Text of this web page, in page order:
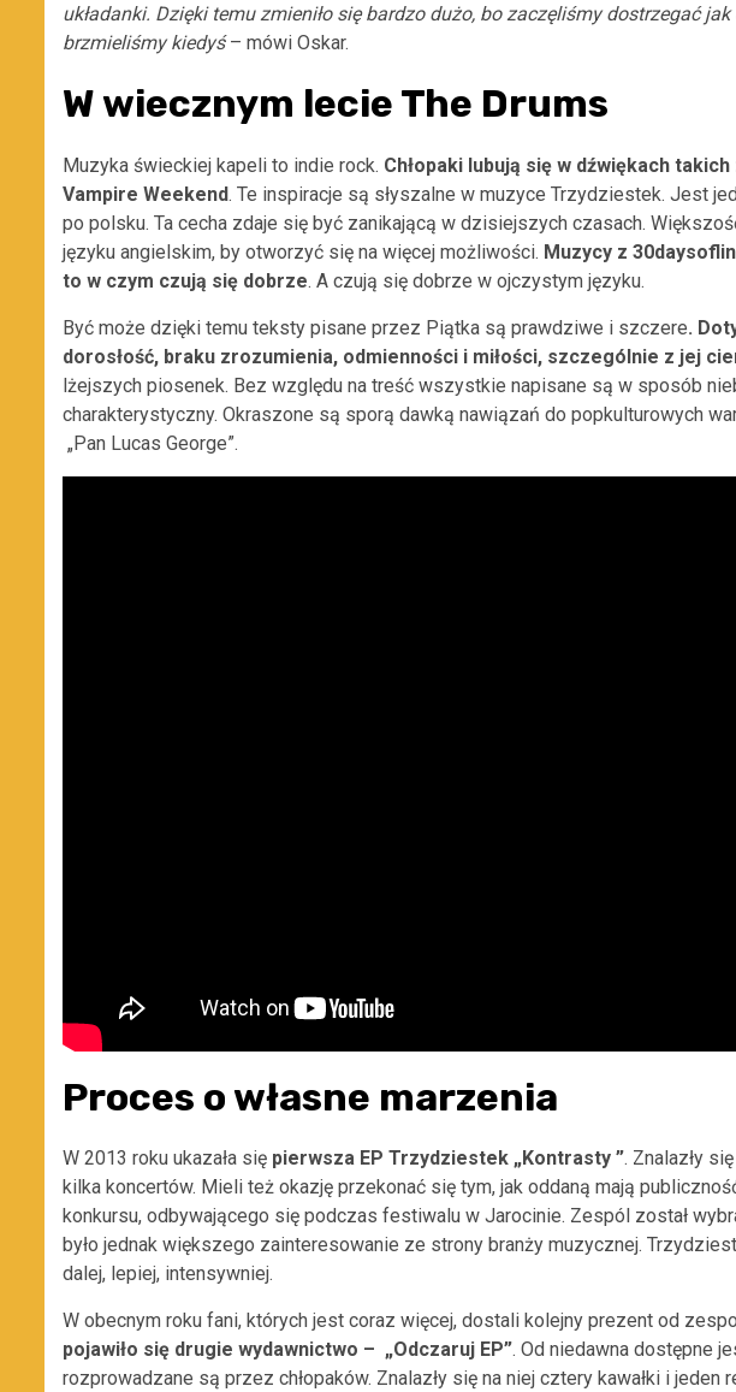
układanki. Dzięki temu zmieniło się bardzo dużo, bo zaczęliśmy dostrzegać
brzmieliśmy kiedyś– mówi Oskar.
W wiecznym lecie The Drums
Muzyka świeckiej kapeli to indie rock. Chłopaki lubują się w dźwiękach
Vampire Weekend. Te inspiracje są słyszalne w muzyce Trzydziestek. Jest
po polsku. Ta cecha zdaje się być zanikającą w dzisiejszych czasach.
języku angielskim, by otworzyć się na więcej możliwości. Muzycy z
to w czym czują się dobrze. A czują się dobrze w ojczystym języku.
Być może dzięki temu teksty pisane przez Piątka są prawdziwe i szczere.
dorosłość, braku zrozumienia, odmienności i miłości, szczególnie z jej
lżejszych piosenek. Bez względu na treść wszystkie napisane są w sposób
charakterystyczny. Okraszone są sporą dawką nawiązań do popkulturowych
„Pan Lucas George”.
Proces o własne marzenia
W 2013 roku ukazała się pierwsza EP Trzydziestek „Kontrasty ”. Znalazły
kilka koncertów. Mieli też okazję przekonać się tym, jak oddaną mają
konkursu, odbywającego się podczas festiwalu w Jarocinie. Zespól został
było jednak większego zainteresowanie ze strony branży muzycznej.
dalej, lepiej, intensywniej.
W obecnym roku fani, których jest coraz więcej, dostali kolejny prezent od
pojawiło się drugie wydawnictwo – „Odczaruj EP”. Od niedawna dostępne
rozprowadzane są przez chłopaków. Znalazły się na niej cztery kawałki i jeden